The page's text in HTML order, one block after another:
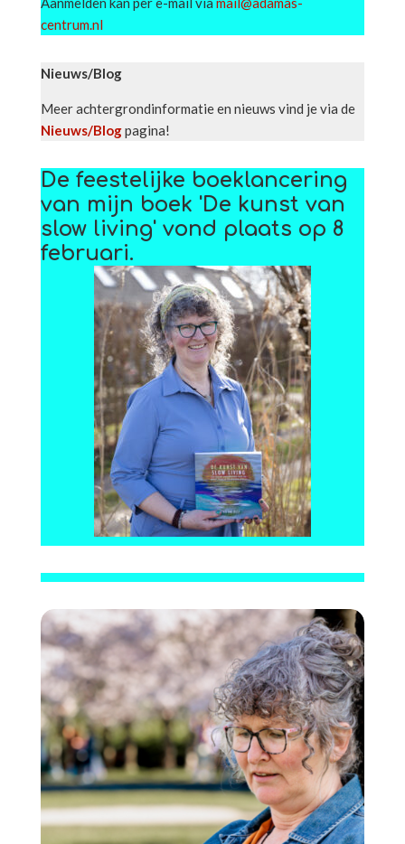
centrum.nl
Nieuws/Blog
Meer achtergrondinformatie en nieuws vind je via de
Nieuws/Blogpagina!
De feestelijke boeklancering
van mijn boek 'De kunst van
slow living' vond plaats op 8
februari.